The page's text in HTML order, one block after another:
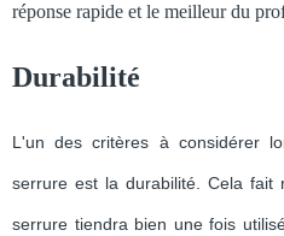
réponse rapide et le meilleur du
Durabilité
L'un des critères à considérer
serrure est la durabilité. Cela fait
serrure tiendra bien une fois